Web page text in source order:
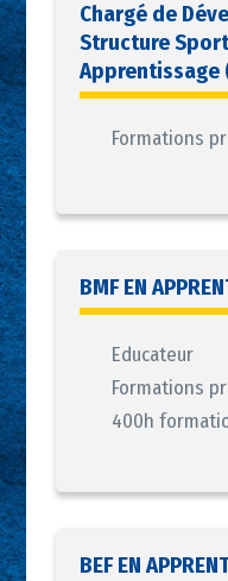
Chargé de
Structure
Apprentissage
Formations
BMF EN
Educateur
Formations
400h
BEF EN